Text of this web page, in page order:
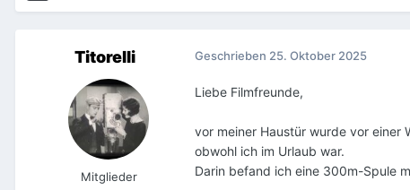
Titorelli
Mitglieder
Geschrieben 25. Oktober 2025
Liebe Filmfreunde,
vor meiner Haustür wurde vor einer
obwohl ich im Urlaub war.
Darin befand ich eine 300m-Spule